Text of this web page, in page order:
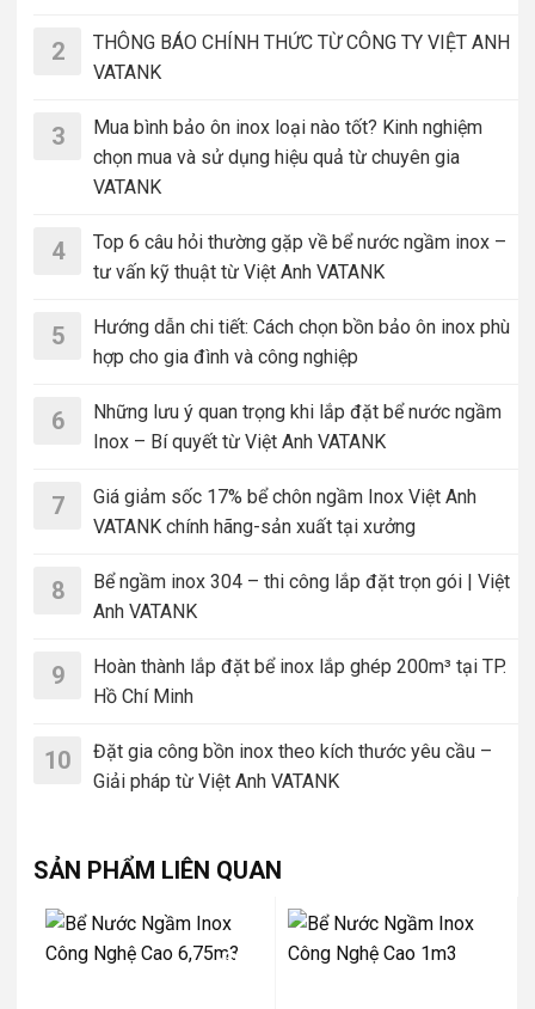
2
THÔNG BÁO CHÍNH THỨC TỪ CÔNG TY VIỆT ANH
VATANK
3
Mua bình bảo ôn inox loại nào tốt? Kinh nghiệm
chọn mua và sử dụng hiệu quả từ chuyên gia
VATANK
4
Top 6 câu hỏi thường gặp về bể nước ngầm inox –
tư vấn kỹ thuật từ Việt Anh VATANK
5
Hướng dẫn chi tiết: Cách chọn bồn bảo ôn inox phù
hợp cho gia đình và công nghiệp
6
Những lưu ý quan trọng khi lắp đặt bể nước ngầm
Inox – Bí quyết từ Việt Anh VATANK
7
Giá giảm sốc 17% bể chôn ngầm Inox Việt Anh
VATANK chính hãng-sản xuất tại xưởng
8
Bể ngầm inox 304 – thi công lắp đặt trọn gói | Việt
Anh VATANK
9
Hoàn thành lắp đặt bể inox lắp ghép 200m³ tại TP.
Hồ Chí Minh
10
Đặt gia công bồn inox theo kích thước yêu cầu –
Giải pháp từ Việt Anh VATANK
SẢN PHẨM LIÊN QUAN
-30%